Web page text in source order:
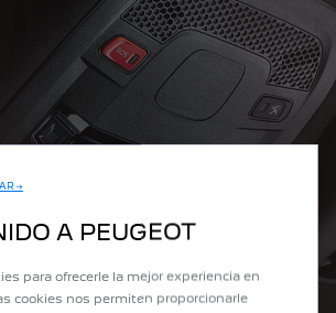
→
A PEUGEOT
para ofrecerle la mejor experiencia en
cookies nos permiten proporcionarle